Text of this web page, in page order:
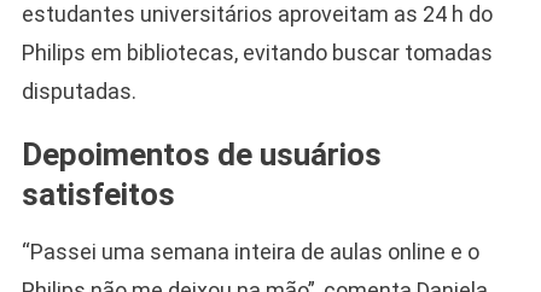
estudantes universitários aproveitam as 24 h do
Philips em bibliotecas, evitando buscar tomadas
disputadas.
Depoimentos de usuários
satisfeitos
“Passei uma semana inteira de aulas online e o